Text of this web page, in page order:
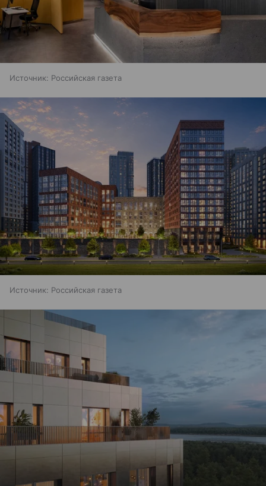
Источник: Российская газета
Источник: Российская газета